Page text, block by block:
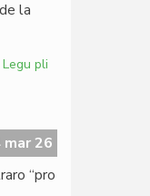
la
Legu pli
de
libroj
kaj
mar 26
“pro